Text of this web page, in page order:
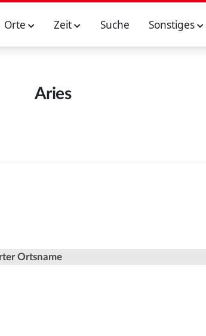
Orte Zeit Suche Sonstiges
Aries
Ortsname